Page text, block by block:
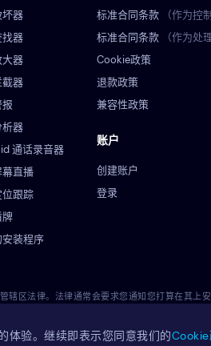
账户
创建账户
登录
标准合同条款
（作为控
标准合同条款
（作为处
Cookie政策
退款政策
兼容性政策
器
器
大器
器
析器
通话录音器
幕直播
跟踪
牌
安装程序
区法律。法律通常会要求您通知您打算在其
体验。继续即表示您同意我们的Cookie